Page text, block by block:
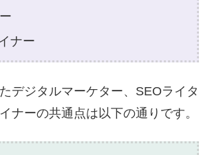
ナー
デジタルマーケター、SEOライタ
ナーの共通点は以下の通りです。